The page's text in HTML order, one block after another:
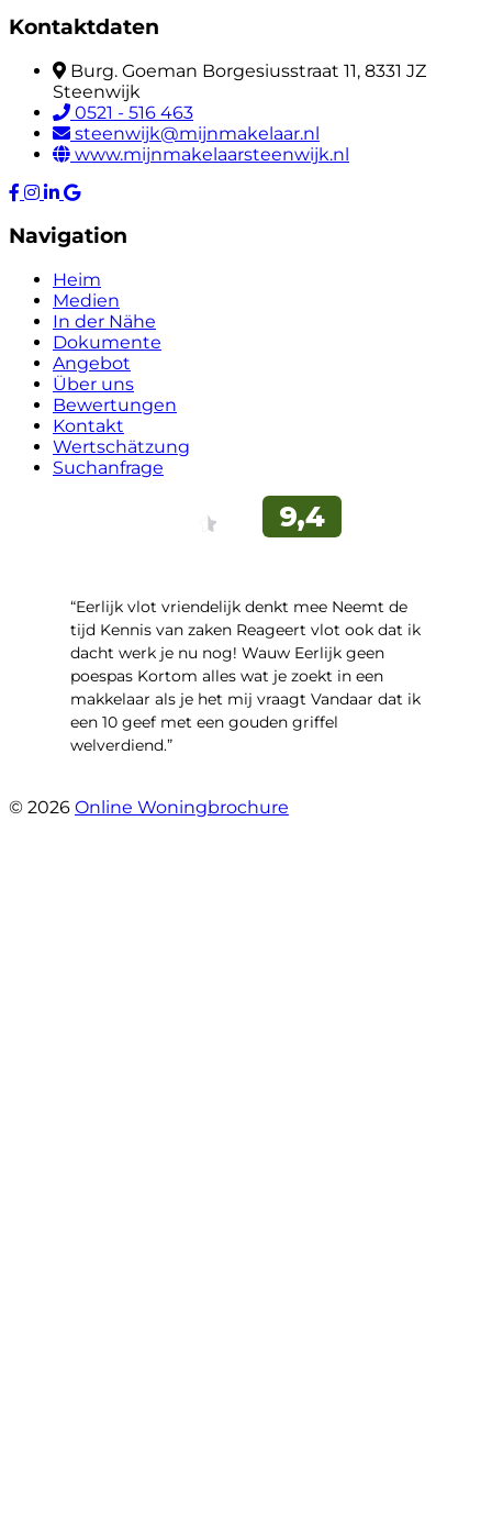
Kontaktdaten
Burg. Goeman Borgesiusstraat 11, 8331 JZ
Steenwijk
0521 - 516 463
steenwijk@mijnmakelaar.nl
www.mijnmakelaarsteenwijk.nl
Navigation
Heim
Medien
In der Nähe
Dokumente
Angebot
Über uns
Bewertungen
Kontakt
Wertschätzung
Suchanfrage
“Eerlijk vlot vriendelijk denkt mee Neemt de
tijd Kennis van zaken Reageert vlot ook dat ik
dacht werk je nu nog! Wauw Eerlijk geen
poespas Kortom alles wat je zoekt in een
makkelaar als je het mij vraagt Vandaar dat ik
een 10 geef met een gouden griffel
welverdiend.”
© 2026 Online Woningbrochure